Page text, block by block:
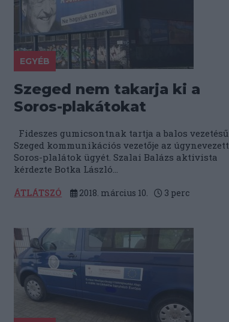
EGYÉB
Szeged nem takarja ki a
Soros-plakátokat
Fideszes gumicsontnak tartja a balos vezetésű
Szeged kommunikációs vezetője az úgynevezett
Soros-plalátok ügyét. Szalai Balázs aktivista
kérdezte Botka László...
ÁTLÁTSZÓ 2018. március 10. 3 perc